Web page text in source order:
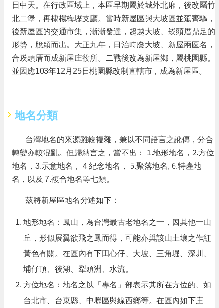
桃
園
市
政
府
隱
策
網
站
資
料
日中天。在行政區域上，本區早期屬於城外北廂，後改屬竹
北二堡，再棣楊梅壢支廳。當時新屋區與大坡區並駕齊驅，
後新屋區的交通市集，漸漸發達，超越大坡、崁頭厝鼎足的
形勢，脫穎而出。大正九年，日治時廢大坡、新屋兩區名，
合崁頭厝而成新屋庄役所。二戰後改為新屋鄉，屬桃園縣。
並因應103年12月25日桃園縣改制直轄市，成為新屋區。
地名分類
台灣地名的來源雖較複雜，兼以不同語言之訛傳，分合
轉變亦較混亂。但歸納言之，當不出： 1.地形地名，2.方位
地名，3.示意地名， 4.紀念地名， 5.聚落地名, 6.特產地
名，以及 7.複合地名等七類。
茲將新屋區地名分述如下：
地形地名：鳳山，為台灣最古老地名之一，因其他一山
丘，形似展翼欲飛之鳳而得，可能亦與該山土壤之作紅
黃色有關。在區內有下田心仔、大坡、三角堀、深圳、
埔仔頂、後湖、犁頭洲、水流。
方位地名：地名之以「專名」部表示其所在方位的、如
台北市、台東縣、中壢區與線西鄉等。在區內如下庄